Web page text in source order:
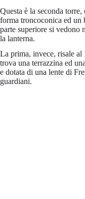
Questa è la seconda
forma troncoconica ed un
parte superiore si vedono
la lanterna.
La prima, invece, risale al
trova una terrazzina ed
e dotata di una lente di
guardiani.